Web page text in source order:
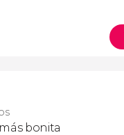
bonita